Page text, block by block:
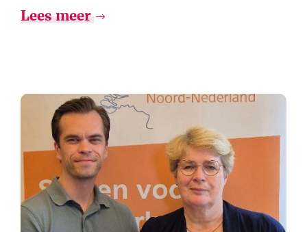
Lees meer